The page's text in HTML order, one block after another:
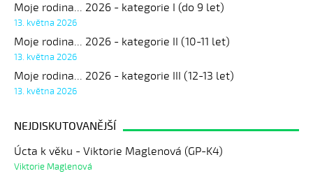
Moje rodina... 2026 - kategorie I (do 9 let)
13. května 2026
Moje rodina... 2026 - kategorie II (10-11 let)
13. května 2026
Moje rodina... 2026 - kategorie III (12-13 let)
13. května 2026
NEJDISKUTOVANĚJŠÍ
Úcta k věku - Viktorie Maglenová (GP-K4)
Viktorie Maglenová